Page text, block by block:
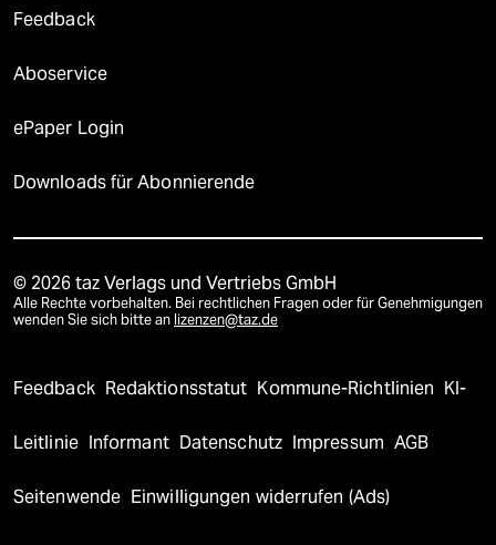
Feedback
Aboservice
ePaper Login
Downloads für Abonnierende
© 2026 taz Verlags und Vertriebs GmbH
Alle Rechte vorbehalten. Bei rechtlichen Fragen oder für Genehmigungen
wenden Sie sich bitte an lizenzen@taz.de
Feedback Redaktionsstatut Kommune-Richtlinien KI-
Leitlinie Informant Datenschutz Impressum AGB
Seitenwende Einwilligungen widerrufen (Ads)